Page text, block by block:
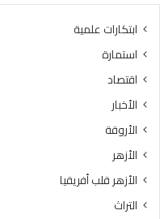
ابتكارات علمية
استمارة
اقتصاد
الأخبار
الأروقة
الأزهر
الأزهر قلب أفريقيا
التراث